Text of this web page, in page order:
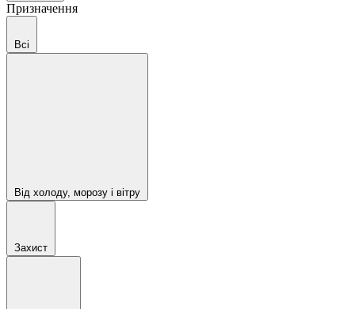
Призначення
Всі
Від холоду, морозу і вітру
Захист